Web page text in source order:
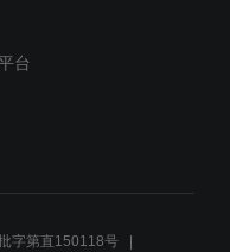
&《拜新年》
台
字第直150118号